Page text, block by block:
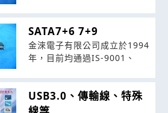
SATA7+6 7+9
金淶電子有限公司成立於1994
年，目前均通過IS-9001、
USB3.0、傳輸線、特殊